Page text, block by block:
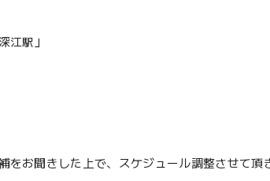
江駅」
お聞きした上で、スケジュール調整させて頂